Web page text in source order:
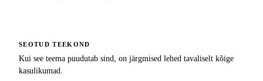
SEOTUD TEEKOND
Kui see teema puudutab sind, on järgmised lehed tavaliselt kõige
kasulikumad.